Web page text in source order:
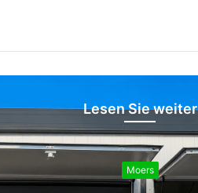
Lesen Sie weiter
Moers